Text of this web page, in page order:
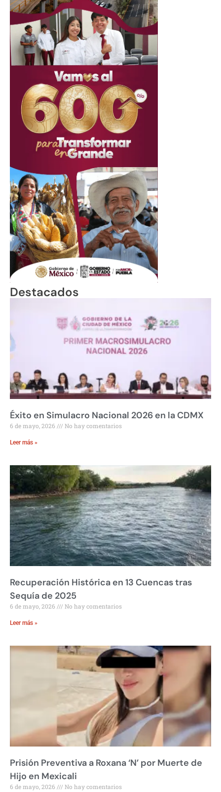
Destacados
Éxito en Simulacro Nacional 2026 en la CDMX
6 de mayo, 2026 No hay comentarios
Leer más »
Recuperación Histórica en 13 Cuencas tras
Sequía de 2025
6 de mayo, 2026 No hay comentarios
Leer más »
Prisión Preventiva a Roxana ‘N’ por Muerte de
Hijo en Mexicali
6 de mayo, 2026 No hay comentarios